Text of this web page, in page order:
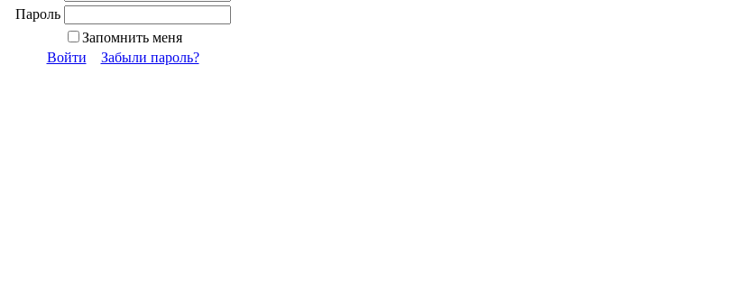
Пароль
Запомнить меня
Войти
Забыли пароль?